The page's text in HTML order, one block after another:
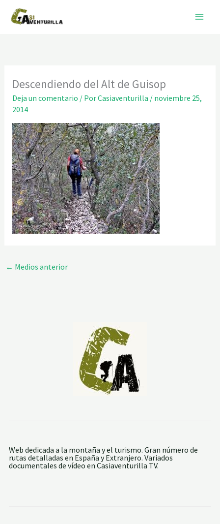
contenido
Descendiendo del Alt de Guisop
Deja un comentario / PorCasiaventurilla / noviembre 25,
2014
← Medios anterior
Web dedicada a la montaña y el turismo. Gran número de
rutas detalladas en España y Extranjero. Variados
documentales de vídeo en Casiaventurilla TV.